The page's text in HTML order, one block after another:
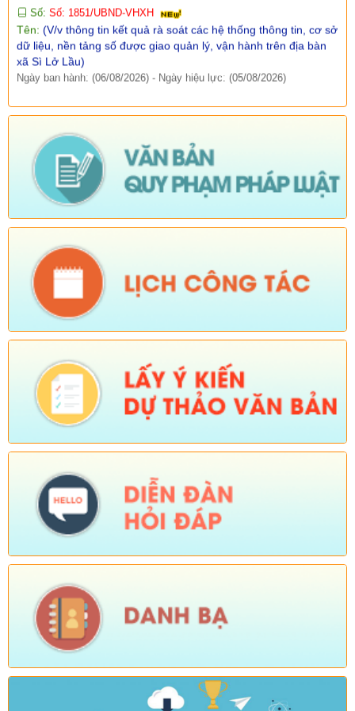
Tên:(V/v thông tin kết quả rà soát các hệ thống thông tin, cơ sở
dữ liệu, nền tảng số được giao quản lý, vận hành trên địa bàn
xã Sì Lở Lầu)
Ngày ban hành: (06/08/2026)
Số:Số: 511/QĐ-BBT
động của Trang thông tin điện tử xã Sì Lở Lầu)
Ngày ban hành: (06/08/2026)
Số: Số:1844 /KH-UBND
Tên:
(KẾ HOẠCH Truyền thông hưởng ứng Tuần lễ Thế giới
Nuôi con bằng sữa mẹ năm 2026)
Ngày ban hành: (05/08/2026)
(V/v rà soát đối tượng để thực hiện chính sách về đất đai
quy định tại Điều 16 và khoản 3 Điều 124 Luật Đất đai)
Ngày ban hành: (05/08/2026) -Ngày hiệu lực: (04/08/2026)
Ngày ban hành: (05/08/2026)
Số:Số: 1836/UBND-VP
Tên:
(V/v triển khai thực hiện Nghị định số 265/2026/NĐ-CP và
Nghị định số 266/2026/NĐ-CP của Chính phủ về tiết kiệm,
chống lãng phí.)
(KẾ HOẠCH Công tác phổ biến, giáo dục pháp luật 6
tháng cuối năm 2026 trên địa bàn xã Sì Lở Lầu)
Ngày ban hành: (05/08/2026) - Ngày hiệu lực: (04/08/2026)
Số: 1721/KH-UBND
Tên:(KẾ HOẠCH Tổ chức Hội nghị tổng kết năm học 2025-
Ngày ban hành: (04/08/2026)